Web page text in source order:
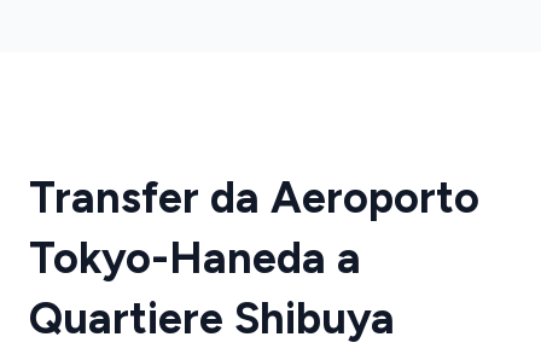
Transfer da Aeroporto
Tokyo-Haneda a
Quartiere Shibuya